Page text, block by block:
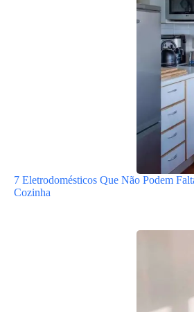
7 Eletrodomésticos Que Não Podem
Cozinha